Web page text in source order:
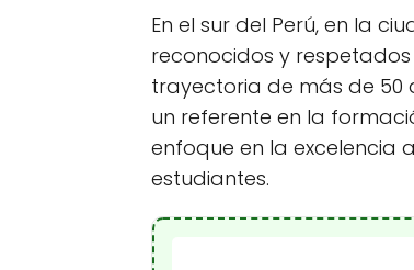
En el sur del Perú, en la
reconocidos y
trayectoria de más de 50
un referente en la
enfoque en la excelencia
estudiantes.